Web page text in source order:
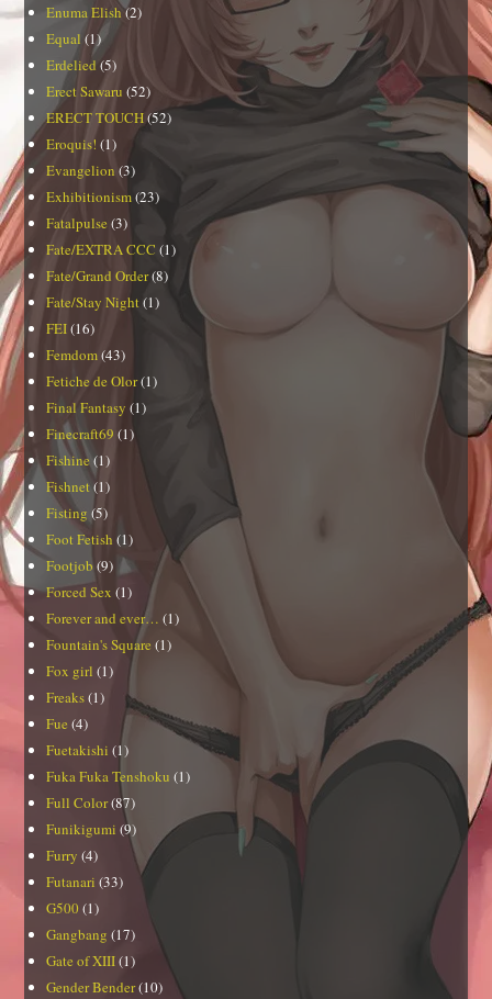
Enuma Elish(2)
Equal (1)
Erdelied (5)
Erect Sawaru (52)
ERECT TOUCH(52)
Eroquis! (1)
Evangelion (3)
Exhibitionism(23)
Fatalpulse (3)
Fate/EXTRA CCC (1)
Fate/Grand Order(8)
Fate/Stay Night(1)
FEI(16)
Femdom(43)
Fetiche de Olor(1)
Final Fantasy (1)
Finecraft69 (1)
Fishine (1)
Fishnet(1)
Fisting (5)
Foot Fetish (1)
Footjob (9)
Forced Sex (1)
Forever and ever… (1)
Fountain's Square (1)
Fox girl (1)
Freaks(1)
Fue (4)
Fuetakishi (1)
Fuka Fuka Tenshoku (1)
Full Color(87)
Funikigumi (9)
Furry (4)
Futanari (33)
G500 (1)
Gangbang (17)
Gate of XIII(1)
Gender Bender(10)